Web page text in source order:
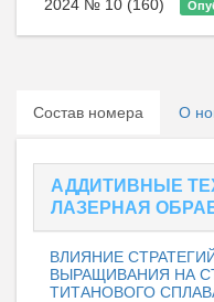
2024 № 10 (160)
Состав номера О
АДДИТИВНЫЕ
ЛАЗЕРНАЯ
ВЛИЯНИЕ
ВЫРАЩИВАНИЯ НА
ТИТАНОВОГО